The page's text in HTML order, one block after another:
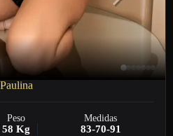
Paulina
Peso Medidas
58 Kg 83-70-91